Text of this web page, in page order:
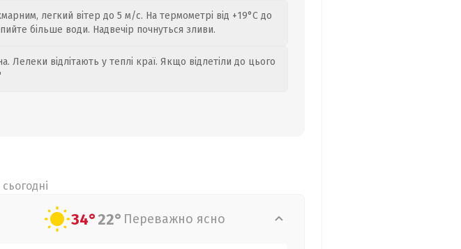
легкий вітер до 5 м/с. На термометрі від +19°C до
більше води. Надвечір почнуться зливи.
Лелеки відлітають у теплі краї. Якщо відлетіли до цього
34°22° Переважно ясно